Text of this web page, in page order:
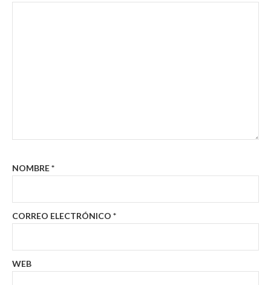
NOMBRE*
CORREO ELECTRÓNICO *
WEB